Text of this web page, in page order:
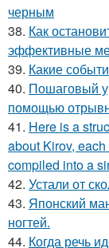
черным
38. Как
эффективные
39. Какие
40. Пошаговый
помощью
41. Here is a
about Kirov,
compiled into a
42. Устали от
43. Японский
ногтей.
44. Когда речь